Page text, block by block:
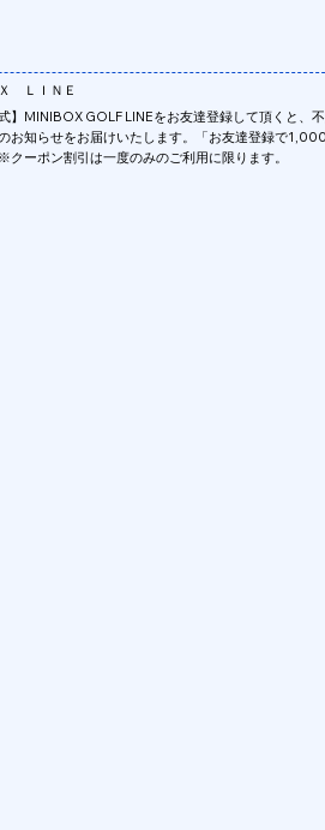
Ｘ ＬＩＮＥ
】MINIBOX GOLF LINEをお友達登録して頂くと、
お知らせをお届けいたします。「お友達登録で
※クーポン割引は一度のみのご利用に限ります。